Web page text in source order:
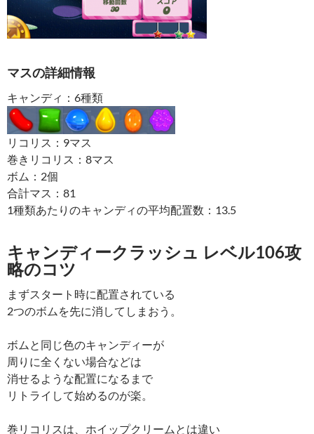
マスの詳細情報
キャンディ：6種類
リコリス：9マス
巻きリコリス：8マス
ボム：2個
合計マス：81
1種類あたりのキャンディの平均配置数：13.5
キャンディークラッシュ レベル106攻
略のコツ
まずスタート時に配置されている
2つのボムを先に消してしまおう。
ボムと同じ色のキャンディーが
周りに全くない場合などは
消せるような配置になるまで
リトライして始めるのが楽。
巻リコリスは、ホイップクリームとは違い